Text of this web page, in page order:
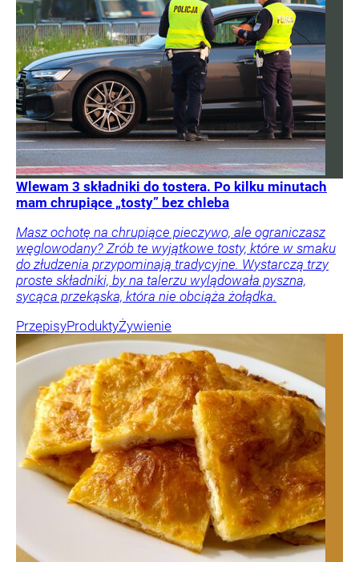
Wlewam 3 składniki do tostera. Po kilku minutach
mam chrupiące „tosty” bez chleba
Masz ochotę na chrupiące pieczywo, ale ograniczasz
węglowodany? Zrób te wyjątkowe tosty, które w smaku
do złudzenia przypominają tradycyjne. Wystarczą trzy
proste składniki, by na talerzu wylądowała pyszna,
sycąca przekąska, która nie obciąża żołądka.
PrzepisyProduktyŻywienie